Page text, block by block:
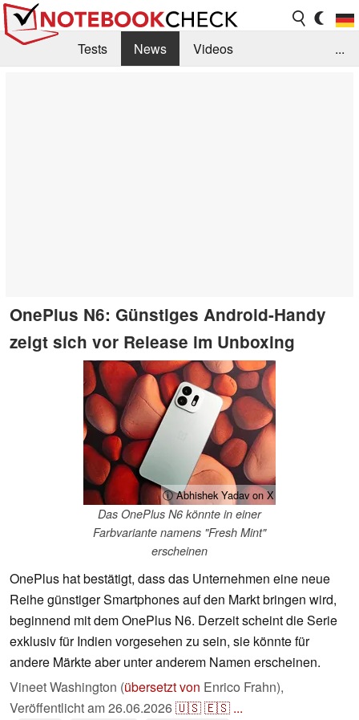
Tests News
Videos
...
OnePlus N6: Günstiges Android-Handy
zeigt sich vor Release im Unboxing
ⓘ Abhishek Yadav on X
Das OnePlus N6 könnte in einer
Farbvariante namens "Fresh Mint"
erscheinen
OnePlus hat bestätigt, dass das Unternehmen eine neue
Reihe günstiger Smartphones auf den Markt bringen wird,
beginnend mit dem OnePlus N6. Derzeit scheint die Serie
exklusiv für Indien vorgesehen zu sein, sie könnte für
andere Märkte aber unter anderem Namen erscheinen.
Vineet Washington (übersetzt von Enrico Frahn),
Veröffentlicht am26.06.2026🇺🇸🇪🇸 ...